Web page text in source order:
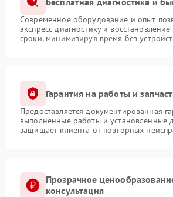
Современное оборудование и опыт
экспресс-диагностику и
сроки, минимизируя время без
Гарантия на работы и
Предоставляется документированная
выполненные работы и установленные
защищает клиента от повторных
Прозрачное
консультация